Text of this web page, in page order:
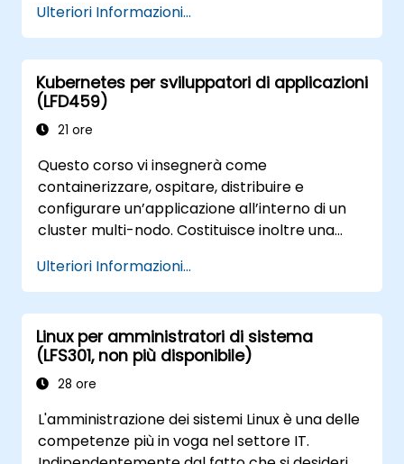
struttura delle directory.
Utilizzare comandi e scorciatoie in stile
hacker.
Ulteriori Informazioni...
Kubernetes per sviluppatori di applicazioni
(LFD459)
21 ore
Questo corso vi insegnerà come
containerizzare, ospitare, distribuire e
configurare un’applicazione all’interno di un
cluster multi-nodo. Costituisce inoltre una
Kubernetes Application Developer (CKAD).
Ulteriori Informazioni...
Linux per amministratori di sistema
(LFS301, non più disponibile)
28 ore
L'amministrazione dei sistemi Linux è una delle
competenze più in voga nel settore IT.